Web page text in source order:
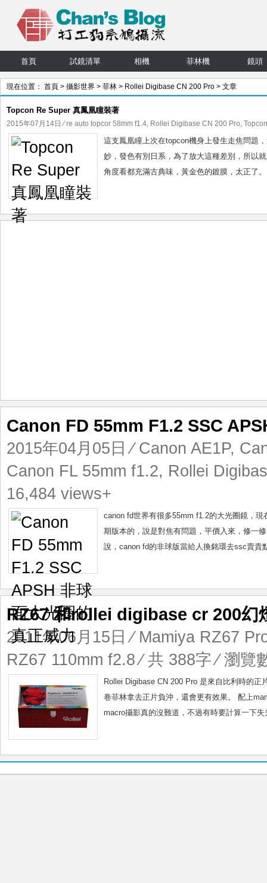
首頁 試鏡清單 相機 菲林機 鏡頭
現在位置： 首頁 > 攝影世界 > 菲林 > Rollei Digibase CN 200 Pro > 文章
Topcon Re Super 真鳳凰瞳裝著
2015年07月14日 ⁄re auto topcor 58mm f1.4, Rollei Digibase CN 200 Pro,
這支鳳凰瞳上次在topcon機身上發生走焦問題
妙，發色有別日系，為了放大這種差別，所以
角度看都充滿古典味，黃金色的鍍膜，太正了
Canon FD 55mm F1.2 SSC
2015年04月05日 ⁄ Canon AE1P,
Canon FL 55mm f1.2, Rollei
16,484 views+
canon fd世界有很多55mm f1.2的大光圈鏡，
期版本的，說是對焦有問題，平價入來，修一
說，canon fd的非球版當給人換銘環去ssc賣
RZ67 和rollei digibase cr 200幻
2011年06月15日 ⁄ Mamiya RZ67
RZ67 110mm f2.8⁄ 共 388字 ⁄ 瀏覽
Rollei Digibase CN 200 Pro 是來自比利時的
卷菲林拿去正片負沖，還會更有效果。 配上
macro攝影真的沒難道，不過有時要計算一下